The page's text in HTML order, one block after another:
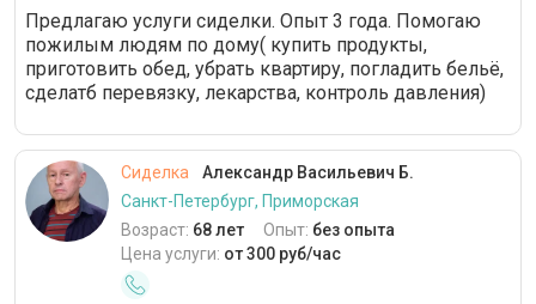
Предлагаю услуги сиделки. Опыт 3 года. Помогаю
пожилым людям по дому( купить продукты,
приготовить обед, убрать квартиру, погладить бельё,
сделатб перевязку, лекарства, контроль давления)
Сиделка
Александр Васильевич Б.
Санкт-Петербург, Приморская
Возраст: 68 лет Опыт: без опыта
Цена услуги: от 300 руб/час